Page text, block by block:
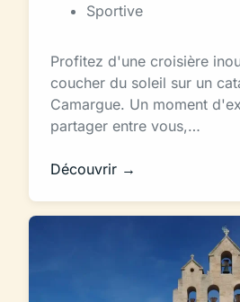
Sportive
Profitez d'une croisière
coucher du soleil sur un
Camargue. Un moment
partager entre vous,…
Découvrir →